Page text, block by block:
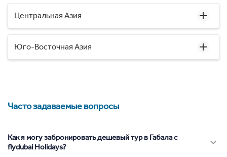
Центральная Азия
Юго-Восточная Азия
Часто задаваемые вопросы
Как я могу забронировать дешевый тур в Габала с
flydubai Holidays?